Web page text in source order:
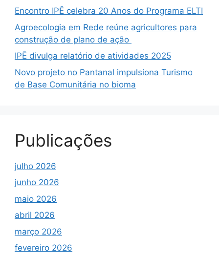
Encontro IPÊ celebra 20 Anos do Programa ELTI
Agroecologia em Rede reúne agricultores para
construção de plano de ação
IPÊ divulga relatório de atividades 2025
Novo projeto no Pantanal impulsiona Turismo
de Base Comunitária no bioma
Publicações
julho 2026
junho 2026
maio 2026
abril 2026
março 2026
fevereiro 2026